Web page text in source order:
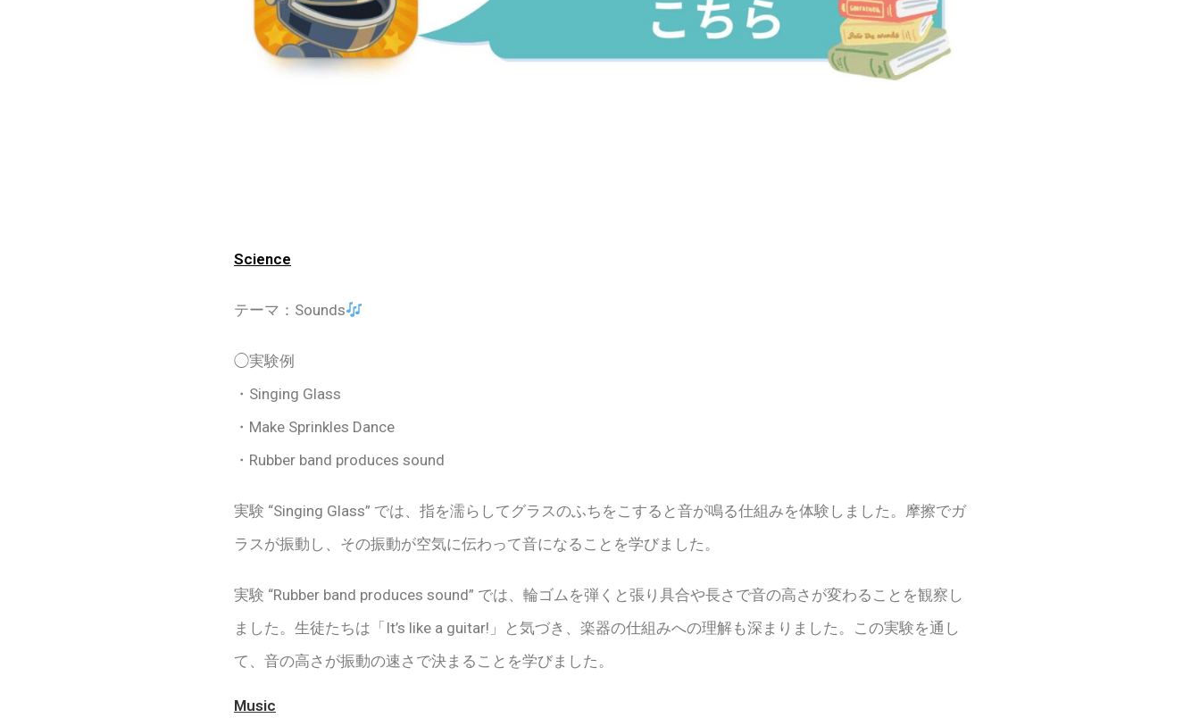
Science
テーマ：Sounds
◯実験例
・Singing Glass
・Make Sprinkles Dance
・Rubber band produces sound
実験 “Singing Glass” では、指を濡らしてグラスのふちをこすると音が鳴る仕組みを体験しました。摩擦でガ
ラスが振動し、その振動が空気に伝わって音になることを学びました。
実験 “Rubber band produces sound” では、輪ゴムを弾くと張り具合や長さで音の高さが変わることを観察し
ました。生徒たちは「It’s like a guitar!」と気づき、楽器の仕組みへの理解も深まりました。この実験を通し
て、音の高さが振動の速さで決まることを学びました。
Music